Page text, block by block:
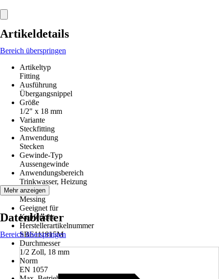
Artikeldetails
Bereich überspringen
Artikeltyp
Fitting
Ausführung
Übergangsnippel
Größe
1/2" x 18 mm
Variante
Steckfitting
Anwendung
Stecken
Gewinde-Typ
Aussengewinde
Anwendungsbereich
Trinkwasser, Heizung
Material
Messing
Geeignet für
Kupferrohr
Herstellerartikelnummer
SBE111815M​
Durchmesser
1/2 Zoll, 18 mm
Norm
EN 1057
Mehr anzeigen
Datenblätter
Bereich überspringen